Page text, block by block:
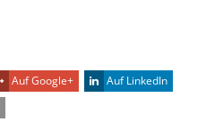
Auf Google+
Auf LinkedIn